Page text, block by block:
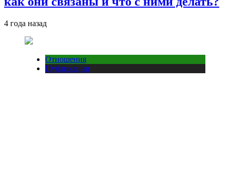
4 года назад
Отношения
Публикации